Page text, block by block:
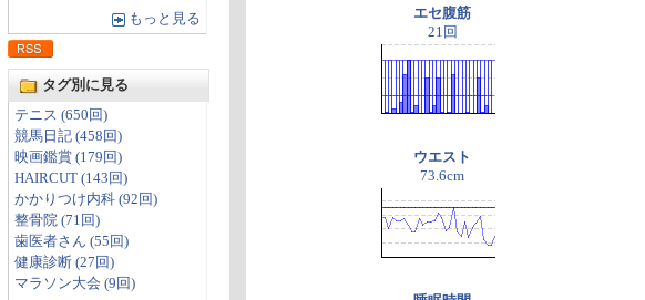
もっと見る
タグ別に見る
テニス (650回)
競馬日記 (458回)
映画鑑賞 (179回)
HAIRCUT (143回)
かかりつけ内科 (92回)
整骨院 (71回)
歯医者さん (55回)
健康診断 (27回)
マラソン大会 (9回)
エセ腹筋
21回
ウエスト
73.6cm